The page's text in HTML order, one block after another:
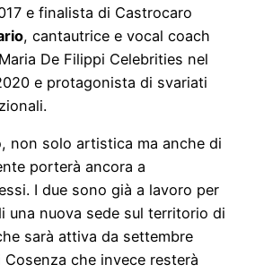
e finalista di Castrocaro
, cantautrice e vocal coach
De Filippi Celebrities nel
e protagonista di svariati
non solo artistica ma anche di
porterà ancora a
I due sono già a lavoro per
una nuova sede sul territorio di
sarà attiva da settembre
che invece resterà